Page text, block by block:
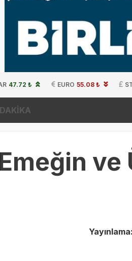
47.72 ₺ EURO 55.08 ₺
Emeğin ve
Yayınlama: